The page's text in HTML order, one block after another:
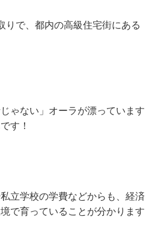
りで、都内の高級住宅街にある
ゃない」オーラが漂っています
す！
立学校の学費などからも、経済
で育っていることが分かります